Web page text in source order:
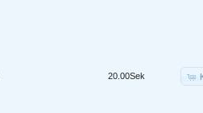
20.00Sek